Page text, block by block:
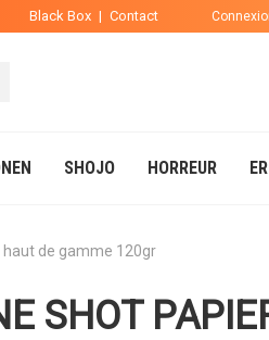
Black Box | Contact
SHOJO HORREUR
haut de gamme 120gr
SHOT